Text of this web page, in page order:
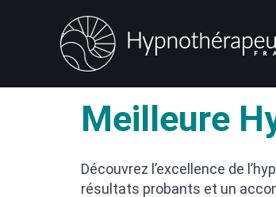
Meilleure
Découvrez l’excellence de
résultats probants et un